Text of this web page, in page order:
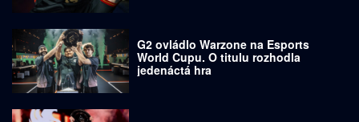
G2 ovládlo Warzone na Esports
World Cupu. O titulu rozhodla
jedenáctá hra